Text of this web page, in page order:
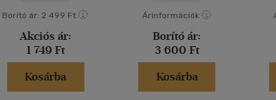
Borító ár: 2 499 Ft
Akciós ár:
1 749 Ft
Kosárba
Árinformációk
Borító ár:
3 600 Ft
Kosárba